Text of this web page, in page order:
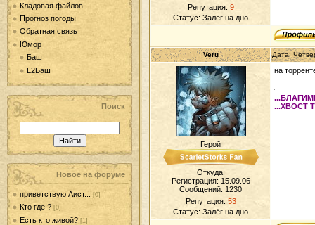
Кладовая файлов
Прогноз погоды
Обратная связь
Юмор
Баш
L2Баш
Поиск
Новое на форуме
приветствую Аист... [0]
Кто где ? [0]
Есть кто живой? [1]
Репутация: 9
Статус: Залёг на дно
Veru Дата:
Герой
Откуда:
Регистрация: 15.09.06
Сообщений: 1230
Репутация: 53
Статус: Залёг на дно
на
...ХВОСТ